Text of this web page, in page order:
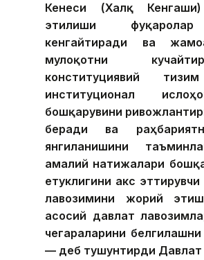
Кенеси (Халқ
этилиши
кенгайтиради ва
мулоқотни
конституциявий
институционал
бошқарувини
беради ва
янгиланишини
амалий натижалари
етуклигини акс
лавозимини жорий
асосий давлат
чегараларини
— деб тушунтирди Давлат